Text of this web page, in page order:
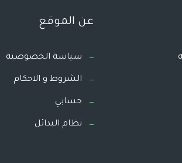
عن الموقع
سياسة الخصوصية
الشروط و الاحكام
حسابي
نظام البدائل